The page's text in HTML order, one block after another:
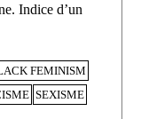
Indice d’un
FEMINISM
SEXISME